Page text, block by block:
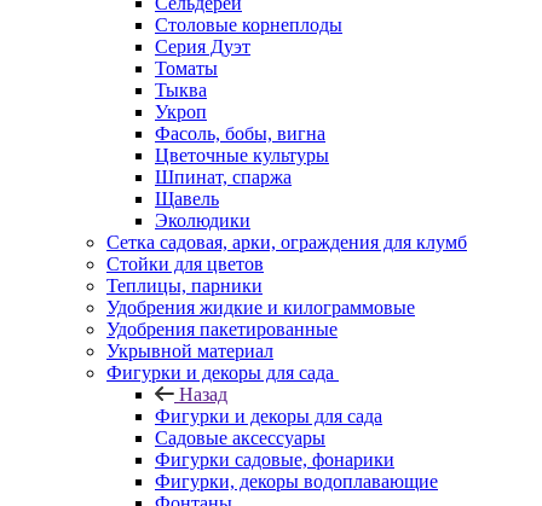
Столовые корнеплоды
Серия Дуэт
Томаты
Тыква
Укроп
Фасоль, бобы, вигна
Цветочные культуры
Шпинат, спаржа
Щавель
Эколюдики
Сетка садовая, арки, ограждения для клумб
Стойки для цветов
Теплицы, парники
Удобрения жидкие и килограммовые
Удобрения пакетированные
Укрывной материал
Фигурки и декоры для сада
Назад
Фигурки и декоры для сада
Садовые аксессуары
Фигурки садовые, фонарики
Фигурки, декоры водоплавающие